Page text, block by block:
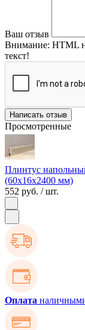
Ваш отзыв
Внимание: HTML
текст!
Написать отзыв
Просмотренные
Плинтус
(60х16х2400 мм)
552 руб. / шт.
Оплата